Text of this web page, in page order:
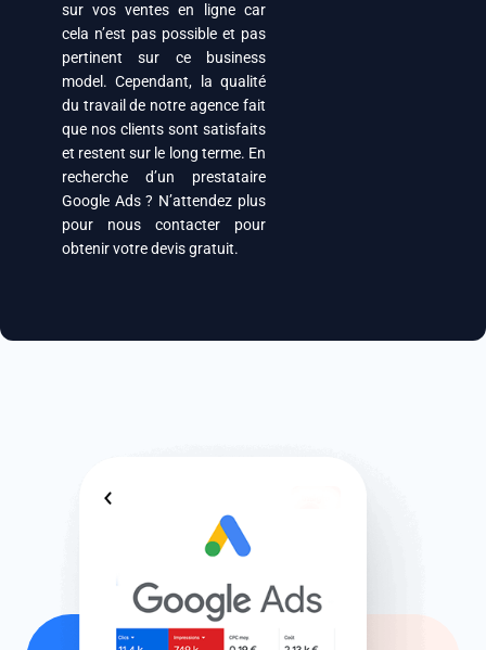
sur vos ventes en ligne car
cela n’est pas possible et pas
pertinent sur ce business
model. Cependant, la qualité
du travail de notre agence fait
que nos clients sont satisfaits
et restent sur le long terme. En
recherche d’un prestataire
Google Ads ? N’attendez plus
pour nous contacter pour
obtenir votre devis gratuit.